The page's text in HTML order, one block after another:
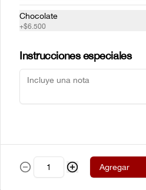
Beef ® al
de
Chocolate
+$6.500
Instrucciones especiales
Agregar